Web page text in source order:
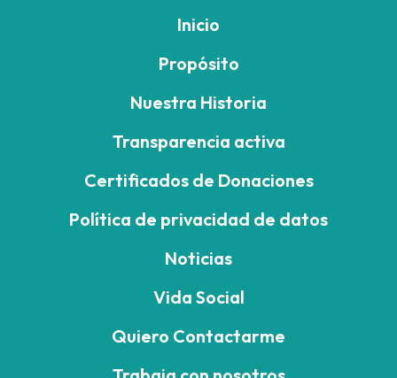
Inicio
Propósito
Nuestra Historia
Transparencia activa
Certificados de Donaciones
Política de privacidad de datos
Noticias
Vida Social
Quiero Contactarme